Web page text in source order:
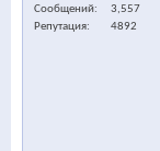
Сообщений
3,557
Репутация
4892